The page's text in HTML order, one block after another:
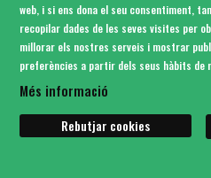
web, i si ens dona el seu consentiment,
recopilar dades de les seves visites per
millorar els nostres serveis i mostrar
preferències a partir dels seus hàbits de
Més informació
Rebutjar cookies